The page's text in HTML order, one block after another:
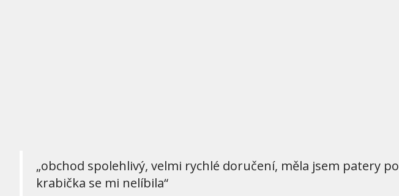
„obchod spolehlivý, velmi rychlé doručení, měla jsem patery
krabička se mi nelíbila“